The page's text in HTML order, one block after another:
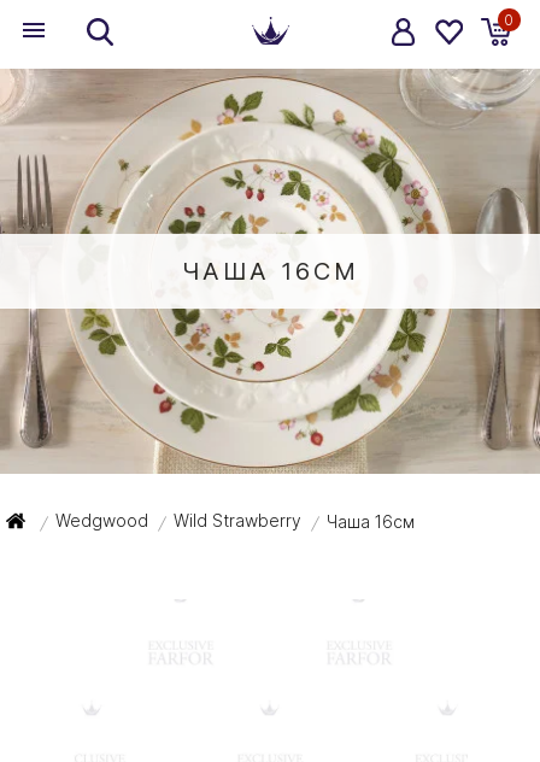
0
ЧАША 16СМ
/ Wedgwood / Wild Strawberry / Чаша 16см